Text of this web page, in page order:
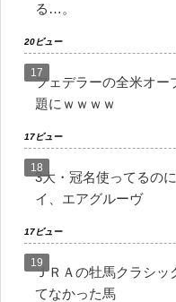
る…。
20ビュー
フェデラーの全米オー
題にｗｗｗｗ
17ビュー
3大・冠名使ってるの
イ、エアグルーヴ
17ビュー
ＪＲＡの牡馬クラシッ
てなかった馬